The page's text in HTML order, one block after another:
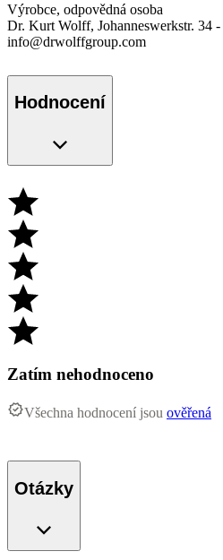
Výrobce, odpovědná osoba
Dr. Kurt Wolff, Johanneswerkstr. 34
info@drwolffgroup.com
Hodnocení
Zatím nehodnoceno
Všechna hodnocení jsou ověřená
Otázky